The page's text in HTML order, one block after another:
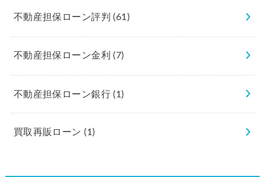
不動産担保ローン評判(61)
不動産担保ローン金利(7)
不動産担保ローン銀行(1)
買取再販ローン(1)